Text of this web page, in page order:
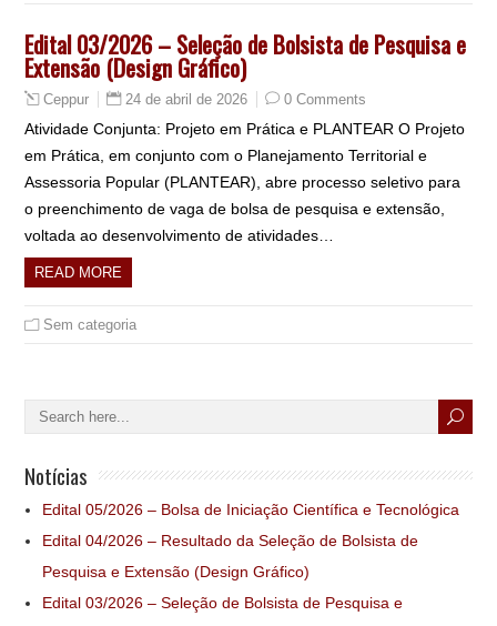
Edital 03/2026 – Seleção de Bolsista de Pesquisa e
Extensão (Design Gráfico)
Ceppur 24 de abril de 2026 0 Comments
Atividade Conjunta: Projeto em Prática e PLANTEAR O Projeto
em Prática, em conjunto com o Planejamento Territorial e
Assessoria Popular (PLANTEAR), abre processo seletivo para
o preenchimento de vaga de bolsa de pesquisa e extensão,
voltada ao desenvolvimento de atividades…
READ MORE
Sem categoria
Notícias
Edital 05/2026 – Bolsa de Iniciação Científica e Tecnológica
Edital 04/2026 – Resultado da Seleção de Bolsista de
Pesquisa e Extensão (Design Gráfico)
Edital 03/2026 – Seleção de Bolsista de Pesquisa e